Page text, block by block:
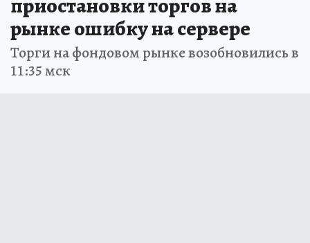
рынке ошибку на сервере
Торги на фондовом рынке возобновились в
11:35 мск